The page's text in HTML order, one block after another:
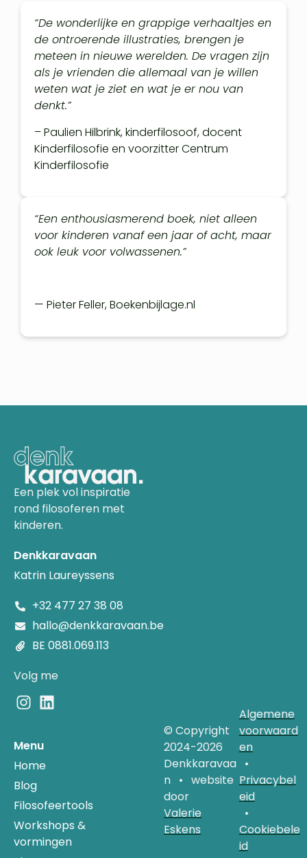
“De wonderlijke en grappige verhaaltjes en
de ontroerende illustraties, brengen je
meteen in nieuwe werelden. De vragen zijn
als je vrienden die allemaal van je willen
weten wat je ziet en wat je er nou van
denkt.”
– Paulien Hilbrink, kinderfilosoof, docent
Kinderfilosofie en voorzitter Centrum
Kinderfilosofie
“Een enthousiasmerend boek, niet alleen
voor kinderen vanaf een jaar of acht, maar
ook leuk voor volwassenen.”
— Pieter Feller, Boekenbijlage.nl
Een plek vol inspiratie
rond filosoferen met
kinderen.
Denkkaravaan
Katrin Laureyssens
+32 477 27 38 08
hallo@denkkaravaan.be
BE 0881.069.113
Volg me
Menu
Home
Blog
Filosofeertools
Workshops &
vormingen
© Copyright
2024-2026
Denkkaravaa
n • website
door
Valerie
Eskens
Algemene
voorwaard
en
•
Privacybel
eid
•
Cookiebele
id